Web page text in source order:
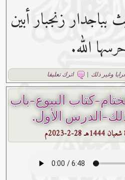
بباجدار زنجبار أبين
الله.
وغير ذلك | اترك تعليقا
كتاب البيوع-باب
ذلك-الدرس الأول.